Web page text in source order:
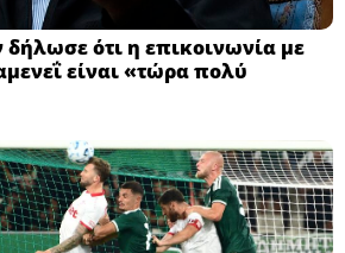
δήλωσε ότι η επικοινωνία με
είναι «τώρα πολύ